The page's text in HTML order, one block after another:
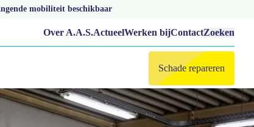
mobiliteit beschikbaar
Over A.A.S.ActueelWerken bijContactZoeken
Schade repareren